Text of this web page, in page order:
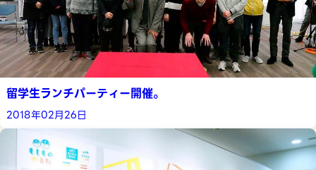
留学生ランチパーティー開催。
2018年02月26日